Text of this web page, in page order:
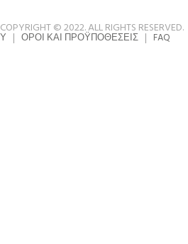
COPYRIGHT © 2022. ALL RIGHTS RESERVED.
ΌΡΟΙ ΚΑΙ ΠΡΟΫΠΟΘΈΣΕΙΣ FAQ